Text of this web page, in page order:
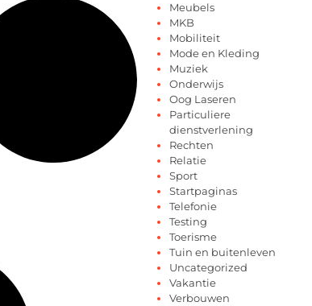
Meubels
MKB
Mobiliteit
Mode en Kleding
Muziek
Onderwijs
Oog Laseren
Particuliere
dienstverlening
Rechten
Relatie
Sport
Startpaginas
Telefonie
Testing
Toerisme
Tuin en buitenleven
Uncategorized
Vakantie
Verbouwen